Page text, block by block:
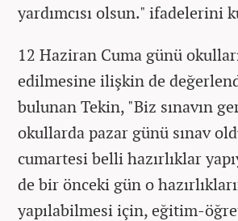
yardımcısı olsun." ifadelerini
12 Haziran Cuma günü
edilmesine ilişkin de
bulunan Tekin, "Biz sınavın
okullarda pazar günü sınav
cumartesi belli hazırlıklar
de bir önceki gün o
yapılabilmesi için, eğitim-